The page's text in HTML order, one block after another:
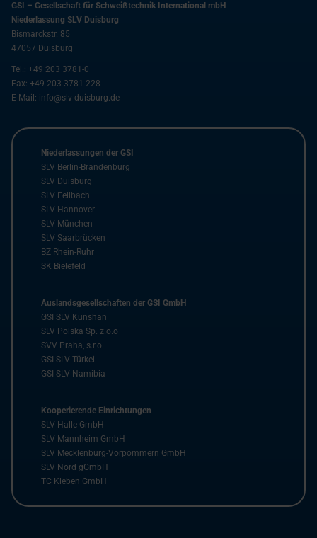
GSI – Gesellschaft für Schweißtechnik International mbH
Niederlassung SLV Duisburg
Bismarckstr. 85
47057 Duisburg
Tel.: +49 203 3781-0
Fax: +49 203 3781-228
E-Mail: info@slv-duisburg.de
Niederlassungen der GSI
SLV Berlin-Brandenburg
SLV Duisburg
SLV Fellbach
SLV Hannover
SLV München
SLV Saarbrücken
BZ Rhein-Ruhr
SK Bielefeld
Auslandsgesellschaften der GSI GmbH
GSI SLV Kunshan
SLV Polska Sp. z.o.o
SVV Praha, s.r.o.
GSI SLV Türkei
GSI SLV Namibia
Kooperierende Einrichtungen
SLV Halle GmbH
SLV Mannheim GmbH
SLV Mecklenburg-Vorpommern GmbH
SLV Nord gGmbH
TC Kleben GmbH